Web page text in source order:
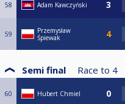
58 Adam Kawczyński
59
Przemysław
Śpiewak
Semi final Race to 4
60 Hubert Chmiel